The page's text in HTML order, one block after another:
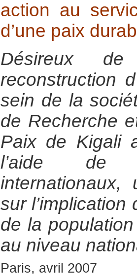
action au
d’une paix
Désireux
reconstruction
sein de la
de Recherche
Paix de Kigali
l’aide de
internationaux,
sur
de la
au niveau
Paris, avril 2007